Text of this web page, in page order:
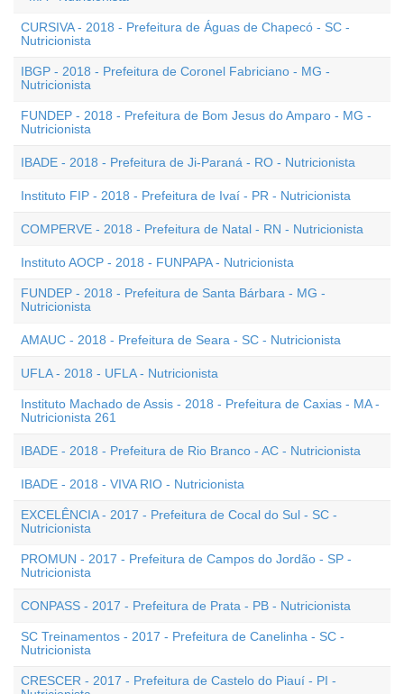
CURSIVA - 2018 - Prefeitura de Águas de Chapecó - SC -
Nutricionista
IBGP - 2018 - Prefeitura de Coronel Fabriciano - MG -
Nutricionista
FUNDEP - 2018 - Prefeitura de Bom Jesus do Amparo - MG -
Nutricionista
IBADE - 2018 - Prefeitura de Ji-Paraná - RO - Nutricionista
Instituto FIP - 2018 - Prefeitura de Ivaí - PR - Nutricionista
COMPERVE - 2018 - Prefeitura de Natal - RN - Nutricionista
Instituto AOCP - 2018 - FUNPAPA - Nutricionista
FUNDEP - 2018 - Prefeitura de Santa Bárbara - MG -
Nutricionista
AMAUC - 2018 - Prefeitura de Seara - SC - Nutricionista
UFLA - 2018 - UFLA - Nutricionista
Instituto Machado de Assis - 2018 - Prefeitura de Caxias - MA -
Nutricionista 261
IBADE - 2018 - Prefeitura de Rio Branco - AC - Nutricionista
IBADE - 2018 - VIVA RIO - Nutricionista
EXCELÊNCIA - 2017 - Prefeitura de Cocal do Sul - SC -
Nutricionista
PROMUN - 2017 - Prefeitura de Campos do Jordão - SP -
Nutricionista
CONPASS - 2017 - Prefeitura de Prata - PB - Nutricionista
SC Treinamentos - 2017 - Prefeitura de Canelinha - SC -
Nutricionista
CRESCER - 2017 - Prefeitura de Castelo do Piauí - PI -